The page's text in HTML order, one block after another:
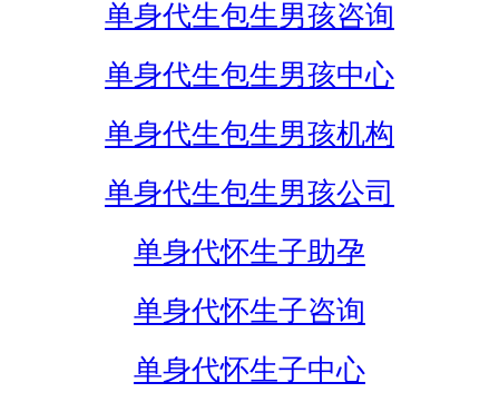
单身代生包生男孩咨询
单身代生包生男孩中心
单身代生包生男孩机构
单身代生包生男孩公司
单身代怀生子助孕
单身代怀生子咨询
单身代怀生子中心